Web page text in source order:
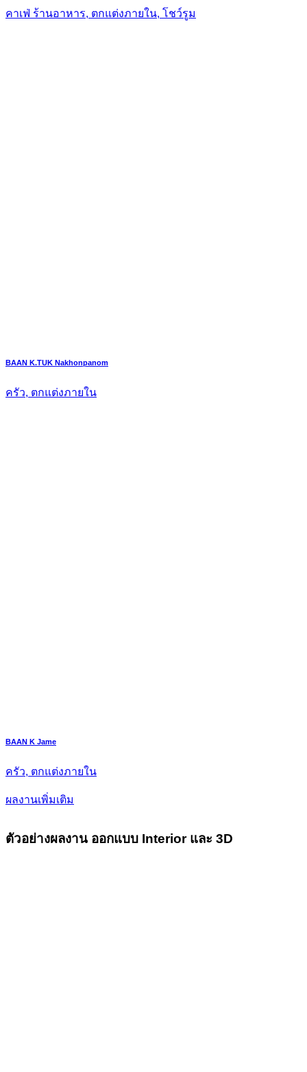
คาเฟ่ ร้านอาหาร, ตกแต่งภายใน, โชว์รูม
BAAN K.TUK Nakhonpanom
ครัว, ตกแต่งภายใน
BAAN K Jame
ครัว, ตกแต่งภายใน
ผลงานเพิ่มเติม
ตัวอย่างผลงาน ออกแบบ Interior และ 3D